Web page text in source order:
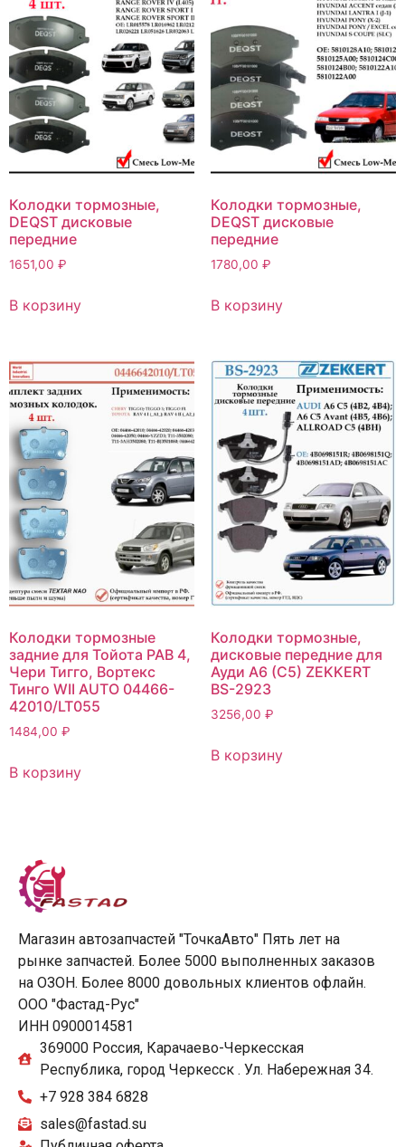
Колодки тормозные,
DEQST дисковые
передние
1651,00 ₽
В корзину
Колодки тормозные,
DEQST дисковые
передние
1780,00 ₽
В корзину
Колодки тормозные
задние для Тойота РАВ 4,
Чери Тигго, Вортекс
Тинго WII AUTO 04466-
42010/LT055
1484,00 ₽
В корзину
Колодки тормозные,
дисковые передние для
Ауди А6 (С5) ZEKKERT
BS-2923
3256,00 ₽
В корзину
Магазин автозапчастей "ТочкаАвто" Пять лет на
рынке запчастей. Более 5000 выполненных заказов
на ОЗОН. Более 8000 довольных клиентов офлайн.
ООО "Фастад-Рус"
ИНН 0900014581
369000 Россия, Карачаево-Черкесская
Республика, город Черкесск . Ул. Набережная 34.
+7 928 384 6828
sales@fastad.su